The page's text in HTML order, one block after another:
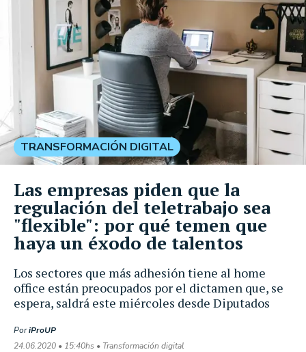
Los sectores que más adhesión tiene al home
office están preocupados por el dictamen que, se
espera, saldrá este miércoles desde Diputados
PoriProUP
24.06.2020 • 15:40hs • Transformación digital
TRANSFORMACIÓN DIGITAL
Las empresas piden que la
regulación del teletrabajo sea
"flexible": por qué temen que
haya un éxodo de talentos